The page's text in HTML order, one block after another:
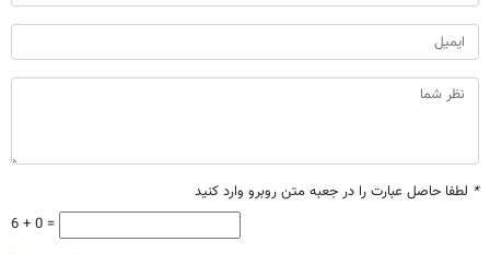
* لطفا حاصل عبارت را در جعبه متن روبرو وارد کنید
6 + 0 =